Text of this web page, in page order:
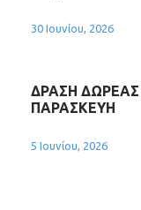
30 Ιουνίου, 2026
ΔΡΑΣΗ
ΠΑΡΑΣΚΕΥΗ
5 Ιουνίου, 2026